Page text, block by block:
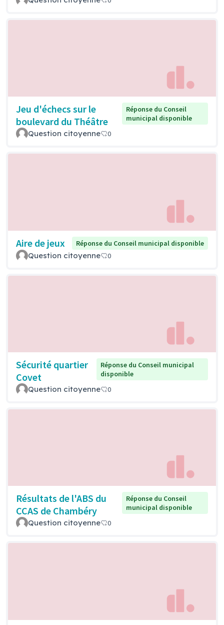
Jeu d'échecs sur le
boulevard du Théâtre
Réponse du Conseil
municipal disponible
Question citoyenne 0
Aire de jeux Réponse du Conseil municipal disponible
Question citoyenne 0
Sécurité quartier
Covet
Réponse du Conseil municipal
disponible
Question citoyenne 0
Résultats de l'ABS du
CCAS de Chambéry
Réponse du Conseil
municipal disponible
Question citoyenne 0